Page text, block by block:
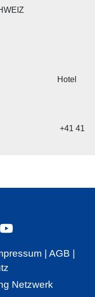
Hotel
Luzern
+41 41
| AGB |
Netzwerk